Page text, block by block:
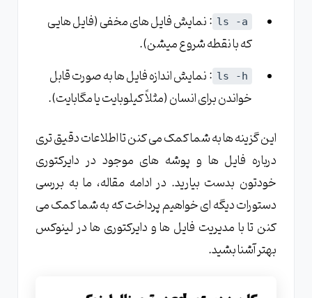
ls -a : نمایش فایل های مخفی (فایل هایی
که با نقطه شروع میشن).
ls -h : نمایش اندازه فایل ها به صورت قابل
خواندن برای انسان (مثلاً کیلوبایت یا مگابایت).
این گزینه ها به شما کمک می کنن تا اطلاعات دقیق تری
درباره فایل ها و پوشه های موجود در دایرکتوری
خودتون بدست بیارید. در ادامه مقاله، ما به بررسی
دستورات دیگه ای خواهیم پرداخت که به شما کمک می
کنن تا با مدیریت فایل ها و دایرکتوری ها در لینوکس
بهتر آشنا بشید.